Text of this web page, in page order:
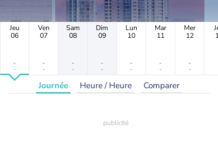
Jeu
06
-
-
Ven
07
-
-
Sam
08
-
-
Dim
09
-
-
Lun
10
-
-
Mar
11
-
-
Mer
12
-
-
Journée Heure / Heure Comparer